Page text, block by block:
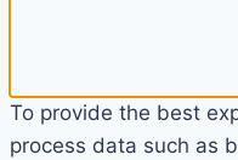
To provide the best
process data such as